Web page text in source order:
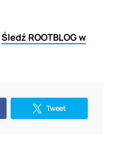
Śledź ROOTBLOG w
Tweet